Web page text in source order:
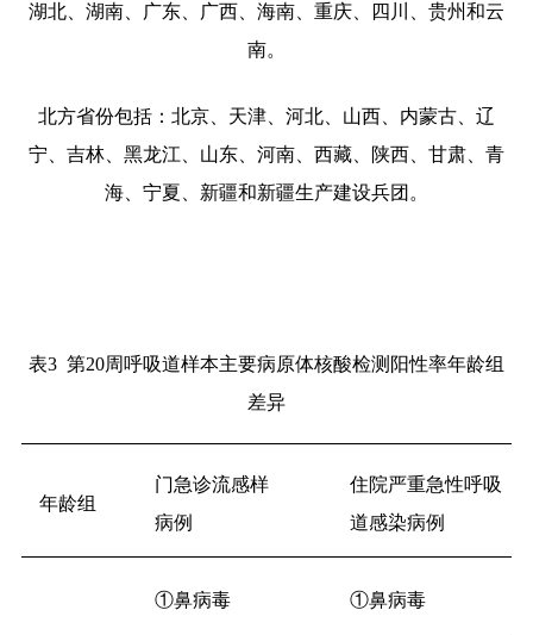
湖北、湖南、广东、广西、海南、重庆、四川、贵州和云
南。
北方省份包括：北京、天津、河北、山西、内蒙古、辽
宁、吉林、黑龙江、山东、河南、西藏、陕西、甘肃、青
海、宁夏、新疆和新疆生产建设兵团。
表3 第20周呼吸道样本主要病原体核酸检测阳性率年龄组
差异
年龄组
门急诊流感样
病例
住院严重急性呼吸
道感染病例
①鼻病毒 ①鼻病毒